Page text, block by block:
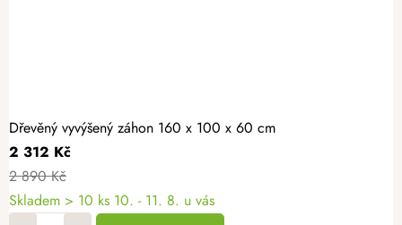
Dřevěný vyvýšený záhon 160 x 100 x 60 cm
2 312 Kč
2 890 Kč
Skladem > 10 ks 10. - 11. 8. u vás